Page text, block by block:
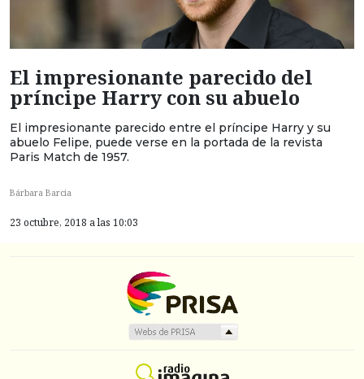
El impresionante parecido del
príncipe Harry con su abuelo
El impresionante parecido entre el príncipe Harry y su
abuelo Felipe, puede verse en la portada de la revista
Paris Match de 1957.
Bárbara Barcia
23 octubre, 2018 a las 10:03